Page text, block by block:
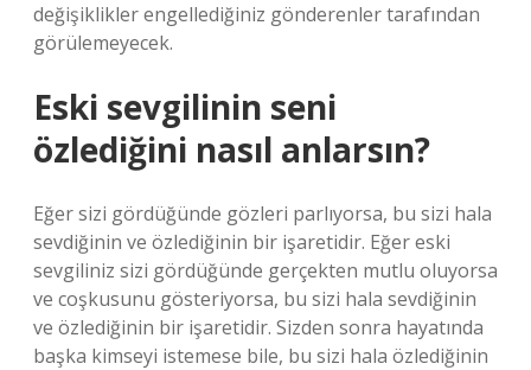
değişiklikler engellediğiniz gönderenler tarafından
görülemeyecek.
Eski sevgilinin seni
özlediğini nasıl anlarsın?
Eğer sizi gördüğünde gözleri parlıyorsa, bu sizi hala
sevdiğinin ve özlediğinin bir işaretidir. Eğer eski
sevgiliniz sizi gördüğünde gerçekten mutlu oluyorsa
ve coşkusunu gösteriyorsa, bu sizi hala sevdiğinin
ve özlediğinin bir işaretidir. Sizden sonra hayatında
başka kimseyi istemese bile, bu sizi hala özlediğinin